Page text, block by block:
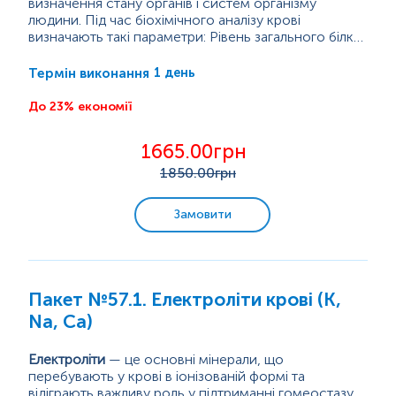
людини. Під час біохімічного аналізу крові
визначають такі параметри: Рівень загального білка
виявляють показники важливих різновидів білків:
- загальний холестерин, тригліцериди, ліпопротеїди
Термін виконання 1 день
До 23% економії
1665.00грн
1850.00грн
Замовити
Пакет №57.1. Електроліти крові (К,
Na, Ca)
Електроліти — це основні мінерали, що
перебувають у крові в іонізованій формі та